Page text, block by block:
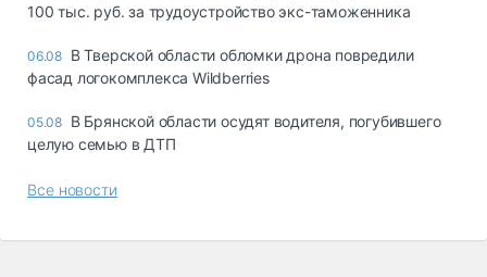
100 тыс. руб. за трудоустройство экс-таможенника
06.08 В Тверской области обломки дрона повредили
фасад логокомплекса Wildberries
05.08 В Брянской области осудят водителя, погубившего
целую семью в ДТП
Все новости